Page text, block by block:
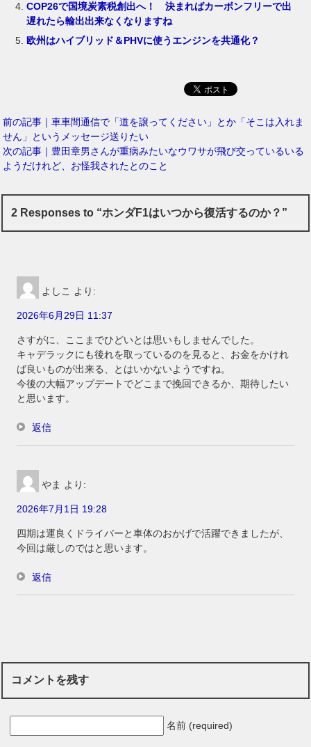
COP26で国境炭素税創出へ！ 決まればカーボンフリーで出
遅れたら輸出出来なくなりますね
欧州はハイブリッド＆PHVに使うエンジンを共通化？
前の記事｜車車間通信で「道を譲ってください」とか「そこは入れま
せん」というメッセージ送りたい
次の記事｜豊田章男さんが重病みたいなウワサが飛び交っているいる
ようだけれど、お怪我されたとのこと
2 Responses to “ホンダF1はいつから復活するのか？”
よしこ より:
2026年6月29日 11:37
さすがに、ここまでひどいとは思いもしませんでした。
キャデラックにも後れを取っているのを見ると、お金をかけれ
ば良いものが出来る、とはいかないようですね。
今後の大幅アップデートでどこまで挽回できるか、期待したい
と思います。
返信
やま より:
2026年7月1日 19:28
四期は運良くドライバーと車体のおかげで活躍できましたが、
今回は厳しのではと思います。
返信
コメントを残す
名前 (required)